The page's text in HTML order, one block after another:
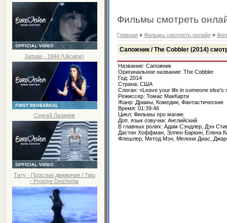
Jamala - 1944 (Ukraine)
Сергей Лазарев
Тату - Простые движения / Tatu
- Prostye Dvizhenia
Фильмы смотреть
Главная » Фильмы смотреть онлайн»
Сапожник / The Cobbler (2014)
Название: Сапожник
Оригинальное название: The Cobbler
Год: 2014
Страна: США
Слоган: «Leave your life in someone else's
Режиссер: Томас МакКарти
Жанр: Драмы, Комедии, Фантастические
Время: 01:39:46
Цикл: Фильмы про магию
Доп. язык озвучки: Английский
В главных ролях: Адам Сэндлер, Дэн
Дастин Хоффман, Эллен Баркин, Елена
Флешлер, Метод Мэн, Мелони Диас,